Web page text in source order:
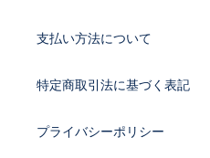
支払い方法について
特定商取引法に基づく表記
プライバシーポリシー